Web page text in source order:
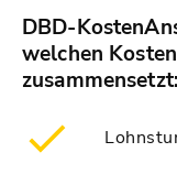
DBD-
welchen
zusammensetzt: